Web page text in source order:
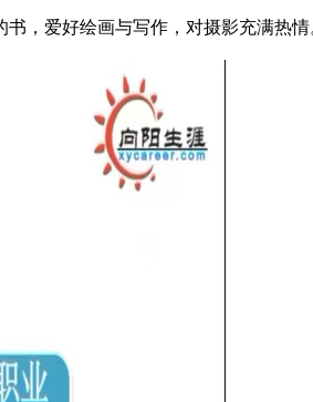
，爱好绘画与写作，对摄影充满热情